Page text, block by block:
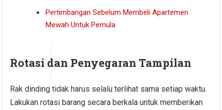
Pertimbangan Sebelum Membeli Apartemen
Mewah Untuk Pemula
Rotasi dan Penyegaran Tampilan
Rak dinding tidak harus selalu terlihat sama setiap waktu.
Lakukan rotasi barang secara berkala untuk memberikan